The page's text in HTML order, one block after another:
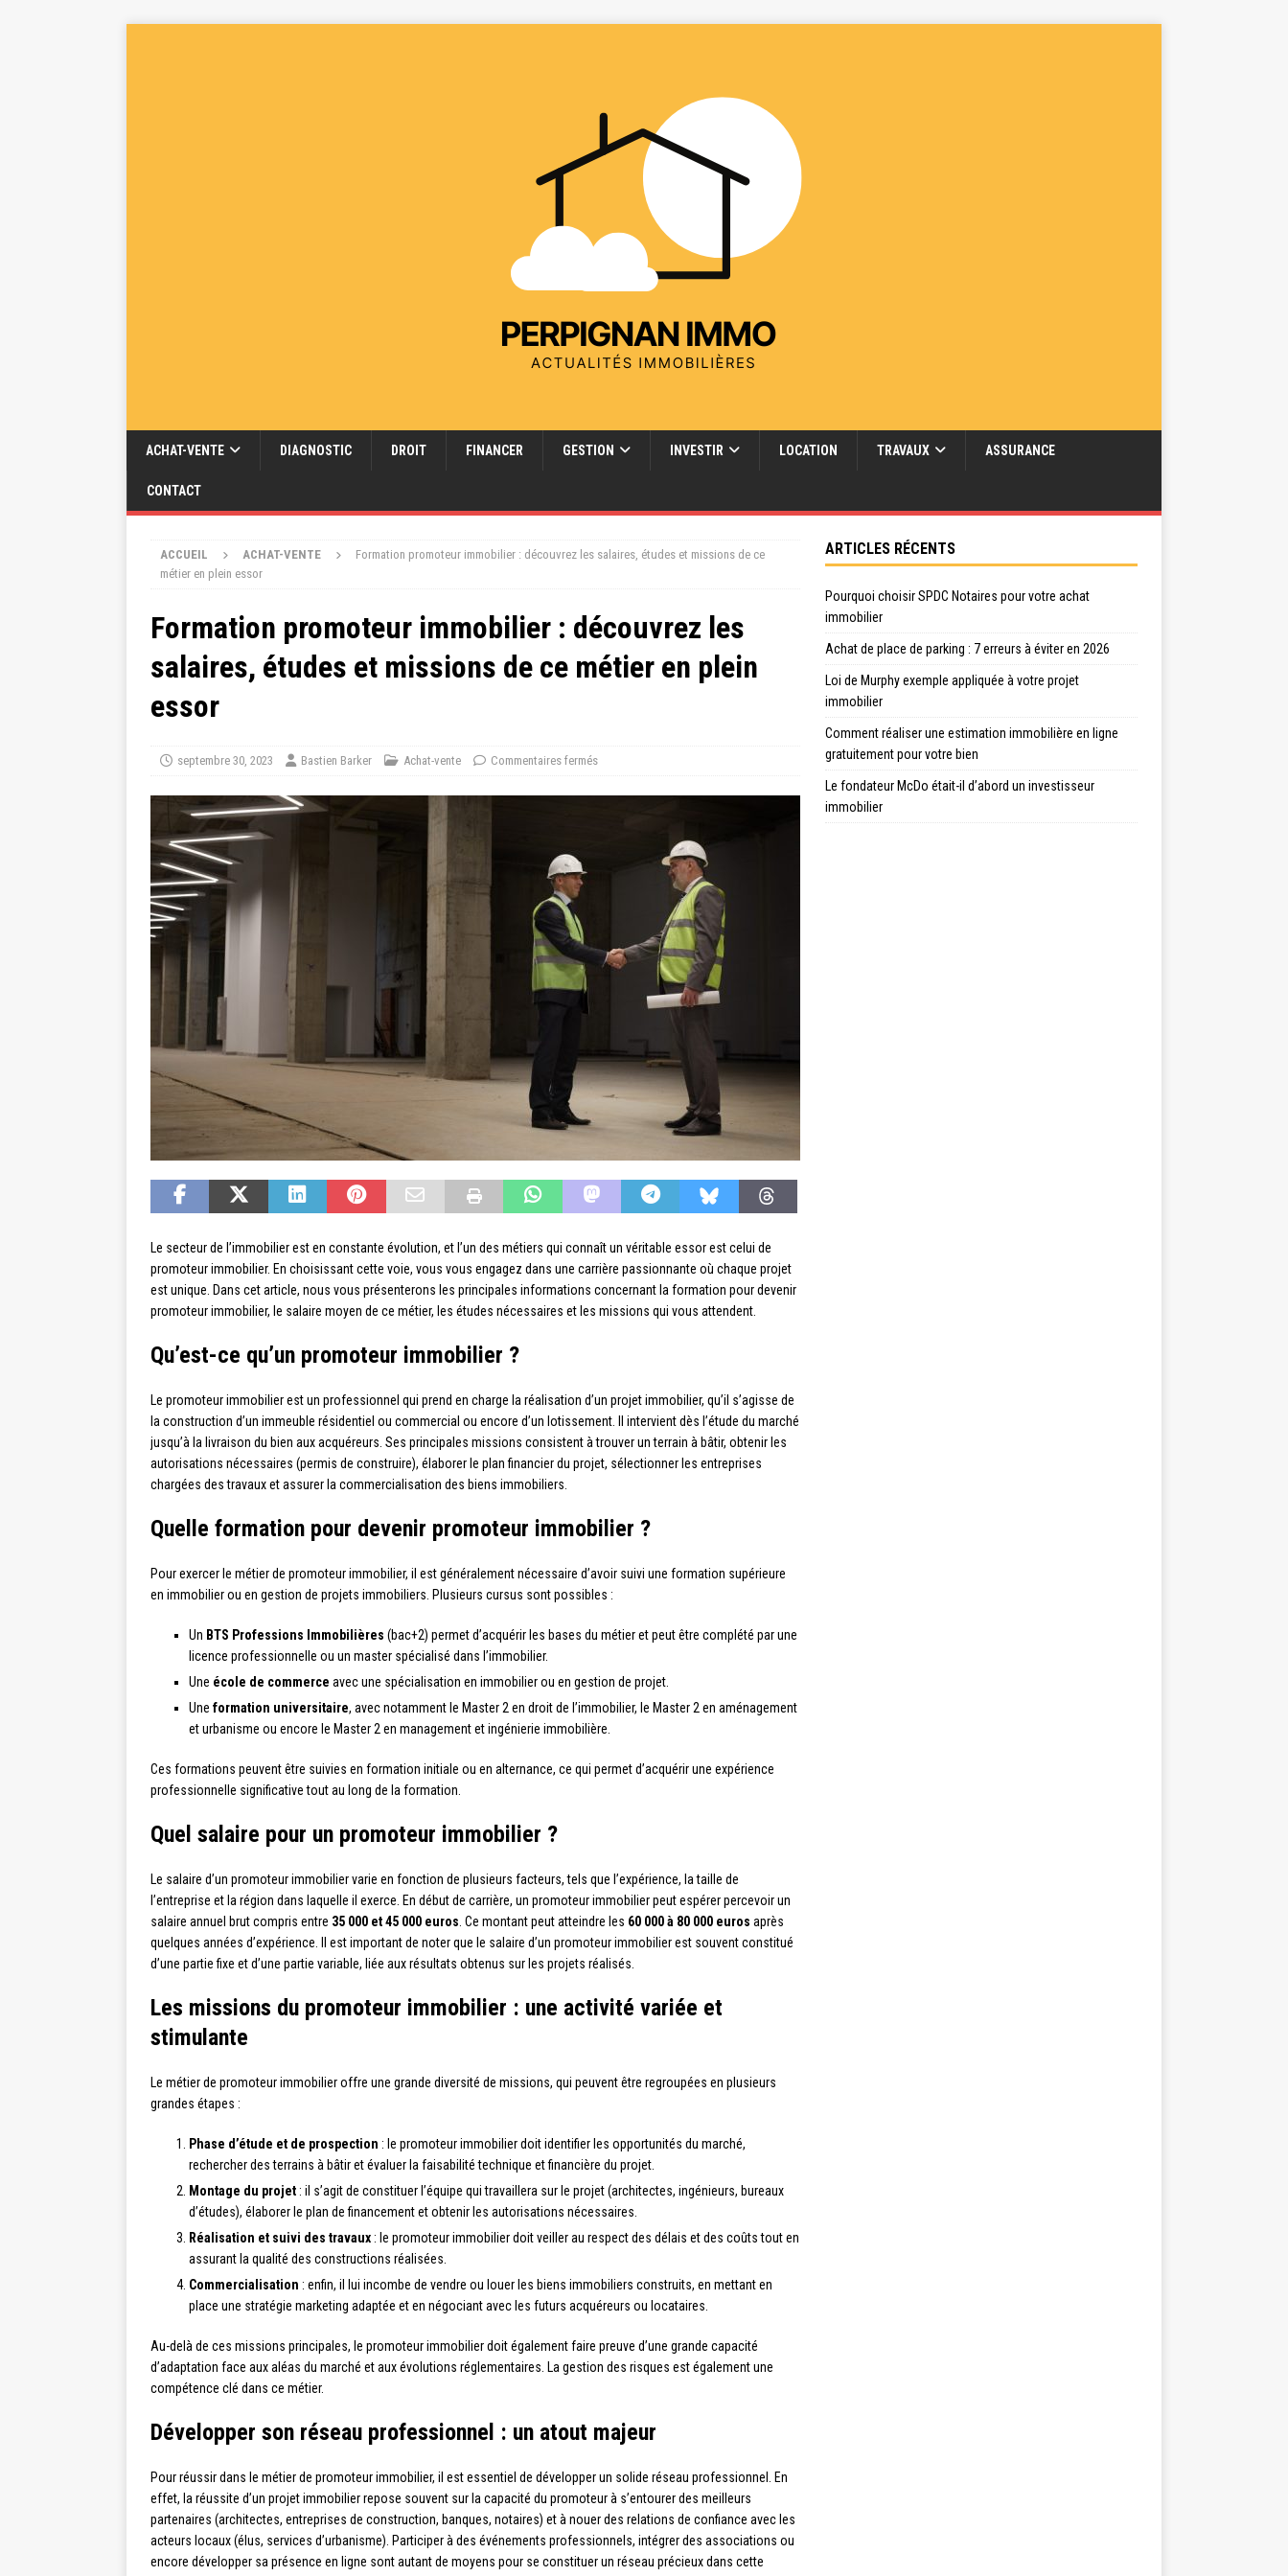
ACHAT-VENTE DIAGNOSTIC DROIT FINANCER GESTION INVESTIR LOCATION TRAVAUX ASSURANCE
CONTACT
ACCUEIL ACHAT-VENTE
Formation promoteur immobilier : découvrez les salaires, études et missions de ce
métier en plein essor
Formation promoteur immobilier : découvrez les
salaires, études et missions de ce métier en plein
essor
septembre 30, 2023 Bastien Barker Achat-vente Commentaires fermés
Le secteur de l’immobilier est en constante évolution, et l’un des métiers qui connaît un véritable essor est celui de
promoteur immobilier. En choisissant cette voie, vous vous engagez dans une carrière passionnante où chaque projet
est unique. Dans cet article, nous vous présenterons les principales informations concernant la formation pour devenir
promoteur immobilier, le salaire moyen de ce métier, les études nécessaires et les missions qui vous attendent.
Qu’est-ce qu’un promoteur immobilier ?
Le promoteur immobilier est un professionnel qui prend en charge la réalisation d’un projet immobilier, qu’il s’agisse de
la construction d’un immeuble résidentiel ou commercial ou encore d’un lotissement. Il intervient dès l’étude du marché
jusqu’à la livraison du bien aux acquéreurs. Ses principales missions consistent à trouver un terrain à bâtir, obtenir les
autorisations nécessaires (permis de construire), élaborer le plan financier du projet, sélectionner les entreprises
chargées des travaux et assurer la commercialisation des biens immobiliers.
Quelle formation pour devenir promoteur immobilier ?
Pour exercer le métier de promoteur immobilier, il est généralement nécessaire d’avoir suivi une formation supérieure
en immobilier ou en gestion de projets immobiliers. Plusieurs cursus sont possibles :
Un BTS Professions Immobilières (bac+2) permet d’acquérir les bases du métier et peut être complété par une
licence professionnelle ou un master spécialisé dans l’immobilier.
Une école de commerce avec une spécialisation en immobilier ou en gestion de projet.
Une formation universitaire, avec notamment le Master 2 en droit de l’immobilier, le Master 2 en aménagement
et urbanisme ou encore le Master 2 en management et ingénierie immobilière.
Ces formations peuvent être suivies en formation initiale ou en alternance, ce qui permet d’acquérir une expérience
professionnelle significative tout au long de la formation.
Quel salaire pour un promoteur immobilier ?
Le salaire d’un promoteur immobilier varie en fonction de plusieurs facteurs, tels que l’expérience, la taille de
l’entreprise et la région dans laquelle il exerce. En début de carrière, un promoteur immobilier peut espérer percevoir un
salaire annuel brut compris entre 35 000 et 45 000 euros . Ce montant peut atteindre les 60 000 à 80 000 euros après
quelques années d’expérience. Il est important de noter que le salaire d’un promoteur immobilier est souvent constitué
d’une partie fixe et d’une partie variable, liée aux résultats obtenus sur les projets réalisés.
Les missions du promoteur immobilier : une activité variée et
stimulante
Le métier de promoteur immobilier offre une grande diversité de missions, qui peuvent être regroupées en plusieurs
grandes étapes :
Phase d’étude et de prospection : le promoteur immobilier doit identifier les opportunités du marché,
rechercher des terrains à bâtir et évaluer la faisabilité technique et financière du projet.
Montage du projet : il s’agit de constituer l’équipe qui travaillera sur le projet (architectes, ingénieurs, bureaux
d’études), élaborer le plan de financement et obtenir les autorisations nécessaires.
Réalisation et suivi des travaux : le promoteur immobilier doit veiller au respect des délais et des coûts tout en
assurant la qualité des constructions réalisées.
Commercialisation : enfin, il lui incombe de vendre ou louer les biens immobiliers construits, en mettant en
place une stratégie marketing adaptée et en négociant avec les futurs acquéreurs ou locataires.
Au-delà de ces missions principales, le promoteur immobilier doit également faire preuve d’une grande capacité
d’adaptation face aux aléas du marché et aux évolutions réglementaires. La gestion des risques est également une
compétence clé dans ce métier.
Développer son réseau professionnel : un atout majeur
Pour réussir dans le métier de promoteur immobilier, il est essentiel de développer un solide réseau professionnel. En
effet, la réussite d’un projet immobilier repose souvent sur la capacité du promoteur à s’entourer des meilleurs
partenaires (architectes, entreprises de construction, banques, notaires) et à nouer des relations de confiance avec les
acteurs locaux (élus, services d’urbanisme). Participer à des événements professionnels, intégrer des associations ou
encore développer sa présence en ligne sont autant de moyens pour se constituer un réseau précieux dans cette
ARTICLES RÉCENTS
Pourquoi choisir SPDC Notaires pour votre achat
immobilier
Achat de place de parking : 7 erreurs à éviter en 2026
Loi de Murphy exemple appliquée à votre projet
immobilier
Comment réaliser une estimation immobilière en ligne
gratuitement pour votre bien
Le fondateur McDo était-il d’abord un investisseur
immobilier